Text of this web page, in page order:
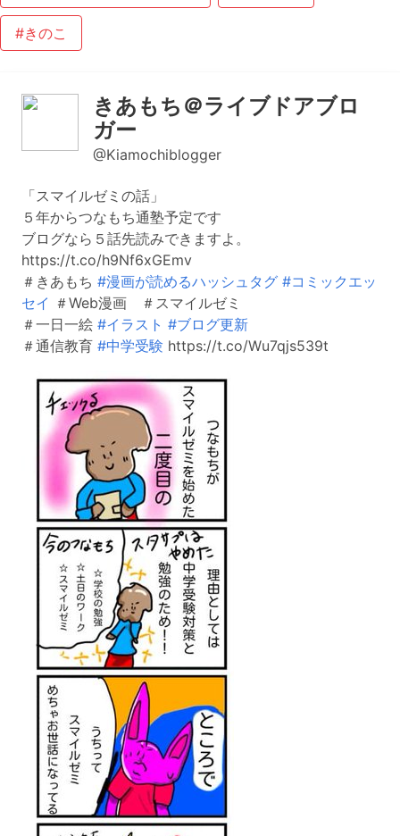
#きのこ
きあもち＠ライブドアブロ
ガー
@Kiamochiblogger
「スマイルゼミの話」
５年からつなもち通塾予定です
ブログなら５話先読みできますよ。
https://t.co/h9Nf6xGEmv
＃きあもち #漫画が読めるハッシュタグ #コミックエッ
セイ ＃Web漫画 ＃スマイルゼミ
＃一日一絵 #イラスト #ブログ更新
＃通信教育 #中学受験 https://t.co/Wu7qjs539t